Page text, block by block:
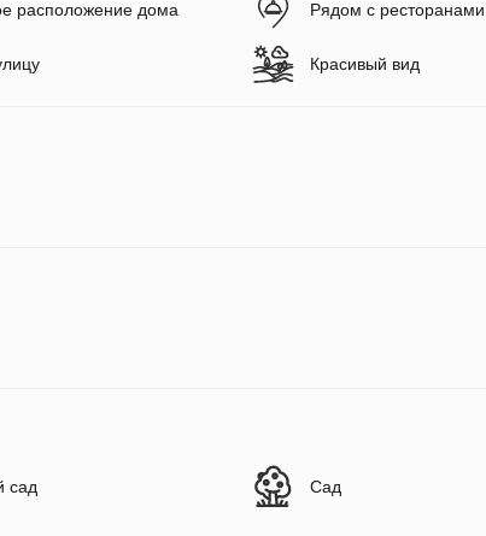
расположение дома Рядом с ресторанами
Красивый вид
сад Сад